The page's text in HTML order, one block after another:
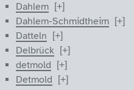
Dahlem
Dahlem-Schmidtheim
Datteln
Delbrück
detmold
Detmold